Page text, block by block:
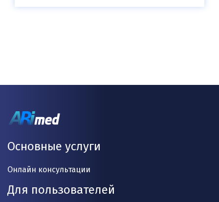
Основные услуги
Онлайн консультации
Для пользователей